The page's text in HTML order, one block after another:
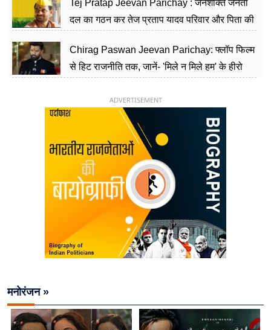
Tej Pratap Jeevan Parichay : जनशक्ति जनता
दल का गठन कर तेज प्रताप यादव परिवार और पिता की
Chirag Paswan Jeevan Parichay: फ्लॉप फिल्म
से हिट राजनीति तक, जानें- 'मिले न मिले हम' के हीरो
ADVERTISEMENT
मनोरंजन »